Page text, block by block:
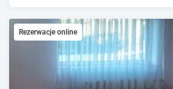
Rezerwacje online